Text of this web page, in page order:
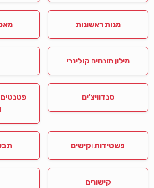
מנות ראשונות
מילון מונחים קולינרי
סנדוויצ'ים
פטנטים
פשטידות וקישים
קישורים